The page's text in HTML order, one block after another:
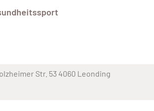
Str. 53 4060 Leonding